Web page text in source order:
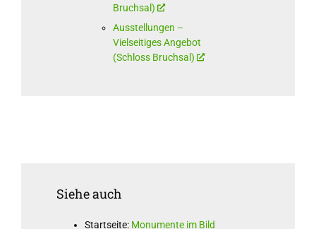
Bruchsal)
Ausstellungen –
Vielseitiges Angebot
(Schloss Bruchsal)
Siehe auch
Startseite: Monumente im Bild